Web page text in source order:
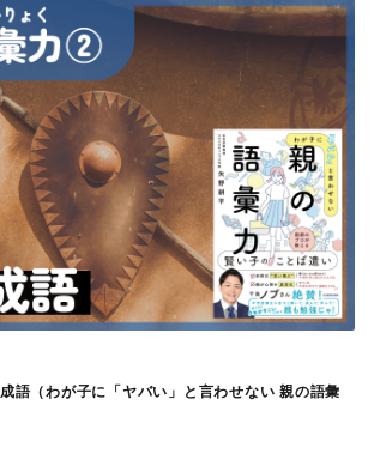
（わが子に「ヤバい」と言わせない 親の語彙